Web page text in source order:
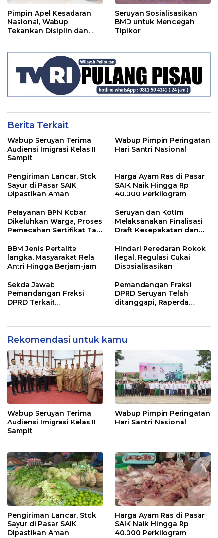
Pimpin Apel Kesadaran
Nasional, Wabup
Tekankan Disiplin dan
Seruyan Sosialisasikan
BMD untuk Mencegah
Tipikor
Berita Terkait
Wabup Seruyan Terima
Audiensi Imigrasi Kelas II
Sampit
Wabup Pimpin Peringatan
Hari Santri Nasional
Pengiriman Lancar, Stok
Sayur di Pasar SAIK
Dipastikan Aman
Harga Ayam Ras di Pasar
SAIK Naik Hingga Rp
40.000 Perkilogram
Pelayanan BPN Kobar
Dikeluhkan Warga, Proses
Pemecahan Sertifikat Tak
Seruyan dan Kotim
Melaksanakan Finalisasi
Draft Kesepakatan dan
BBM Jenis Pertalite
langka, Masyarakat Rela
Antri Hingga Berjam-jam
Hindari Peredaran Rokok
Ilegal, Regulasi Cukai
Disosialisasikan
Sekda Jawab
Pemandangan Fraksi
DPRD Terkait
2024
Pemandangan Fraksi
DPRD Seruyan Telah
ditanggapi, Raperda
Rekomendasi untuk kamu
Wabup Seruyan Terima
Audiensi Imigrasi Kelas II
Sampit
Wabup Pimpin Peringatan
Hari Santri Nasional
Pengiriman Lancar, Stok
Sayur di Pasar SAIK
Dipastikan Aman
Harga Ayam Ras di Pasar
SAIK Naik Hingga Rp
40.000 Perkilogram